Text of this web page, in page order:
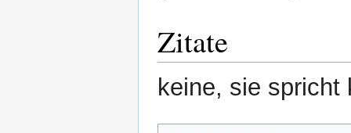
Zitate
keine, sie spricht